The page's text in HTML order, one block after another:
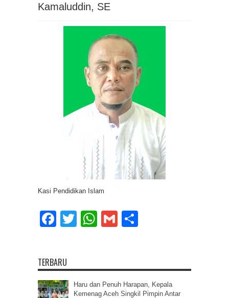
Kamaluddin, SE
Kasi Pendidikan Islam
Facebook
TwitterWhatsApp
Gmail
TERBARU
Haru dan Penuh Harapan, Kepala
Kemenag Aceh Singkil Pimpin Antar